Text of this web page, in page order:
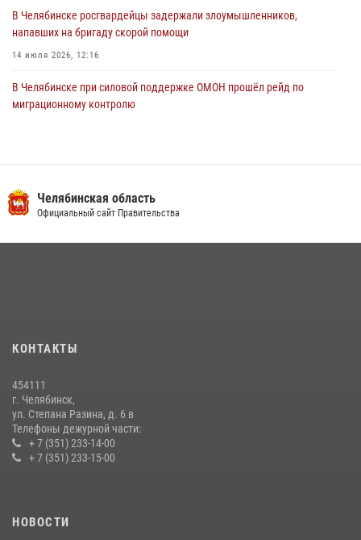
В Челябинске росгвардейцы задержали злоумышленников,
напавших на бригаду скорой помощи
14 июля 2026, 12:16
В Челябинске при силовой поддержке ОМОН прошёл рейд по
миграционному контролю
13 июля 2026, 03:02 5
14 июля 2026, 05:15
Челябинская область
Официальный сайт Правительства
КОНТАКТЫ
454111
г. Челябинск,
ул. Степана Разина, д. 6 в
Телефоны дежурной части:
+ 7 (351) 233-14-00
+ 7 (351) 233-15-00
НОВОСТИ